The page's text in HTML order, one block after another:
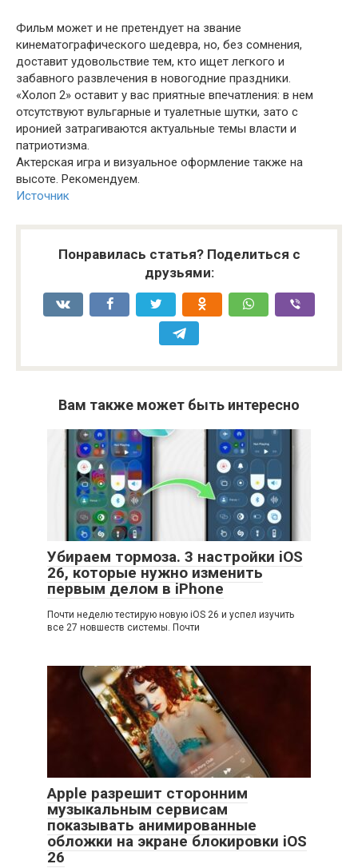
Фильм может и не претендует на звание
кинематографического шедевра, но, без сомнения,
доставит удовольствие тем, кто ищет легкого и
забавного развлечения в новогодние праздники.
«Холоп 2» оставит у вас приятные впечатления: в нем
отсутствуют вульгарные и туалетные шутки, зато с
иронией затрагиваются актуальные темы власти и
патриотизма.
Актерская игра и визуальное оформление также на
высоте. Рекомендуем.
Источник
Понравилась статья? Поделиться с
друзьями:
Вам также может быть интересно
Убираем тормоза. 3 настройки iOS
26, которые нужно изменить
первым делом в iPhone
Почти неделю тестирую новую iOS 26 и успел изучить
все 27 новшеств системы. Почти
Apple разрешит сторонним
музыкальным сервисам
показывать анимированные
обложки на экране блокировки iOS
26